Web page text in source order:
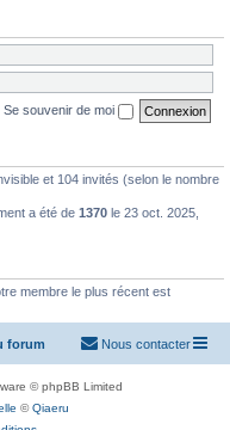
Se souvenir de moi
et 104 invités (selon le nombre
a été de 1370 le 23 oct. 2025,
membre le plus récent est
forum Nous contacter
© phpBB Limited
©Qiaeru